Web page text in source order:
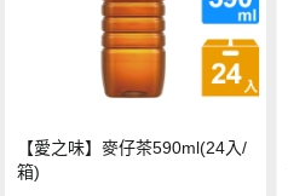
【愛之味】麥仔茶590ml(24入/
箱)